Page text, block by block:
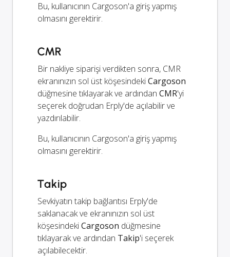
Bu, kullanıcının Cargoson'a giriş yapmış
olmasını gerektirir.
CMR
Bir nakliye siparişi verdikten sonra, CMR
ekranınızın sol üst köşesindekiCargoson
düğmesine tıklayarak ve ardından CMR'yi
seçerek doğrudan Erply'de açılabilir ve
yazdırılabilir.
Bu, kullanıcının Cargoson'a giriş yapmış
olmasını gerektirir.
Takip
Sevkiyatın takip bağlantısı Erply'de
saklanacak ve ekranınızın sol üst
köşesindekiCargoson düğmesine
tıklayarak ve ardından Takip'i seçerek
açılabilecektir.